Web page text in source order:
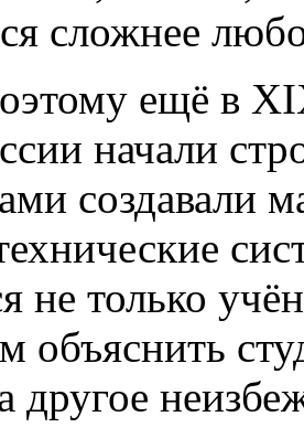
сложнее
ещё в
начали
создавали
не только
объяснить
другое